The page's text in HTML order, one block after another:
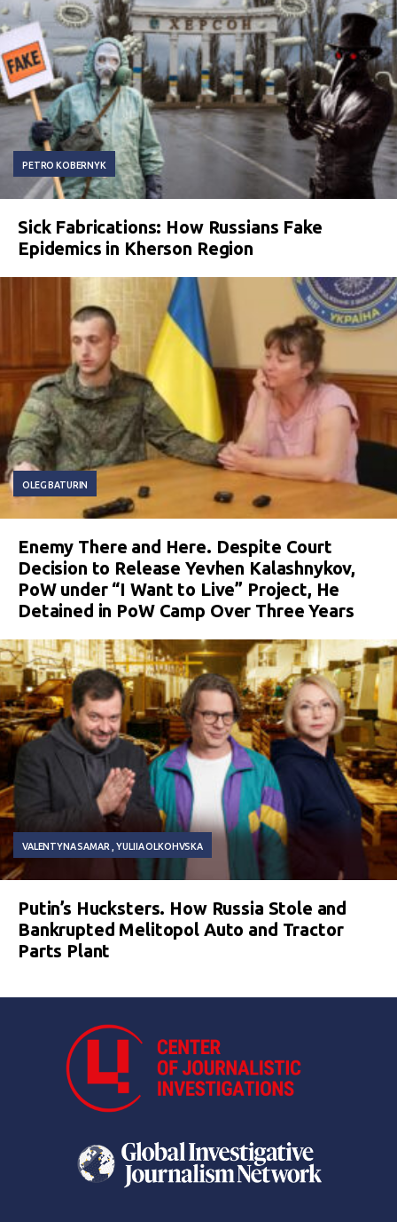
PETRO KOBERNYK
Sick Fabrications: How Russians Fake
Epidemics in Kherson Region
OLEG BATURIN
Enemy There and Here. Despite Court
Decision to Release Yevhen Kalashnykov,
PoW under “I Want to Live” Project, He
Detained in PoW Camp Over Three Years
VALENTYNA SAMAR YULIIA OLKOHVSKA
Putin’s Hucksters. How Russia Stole and
Bankrupted Melitopol Auto and Tractor
Parts Plant